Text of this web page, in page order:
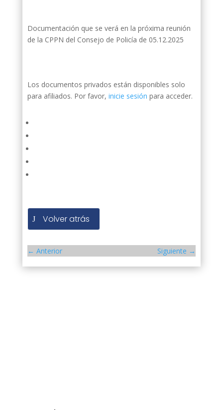
Documentación que se verá en la próxima reunión
de la CPPN del Consejo de Policía de 05.12.2025
Los documentos privados están disponibles solo
para afiliados. Por favor, inicie sesión para acceder.
Volver atrás
← Anterior Siguiente →